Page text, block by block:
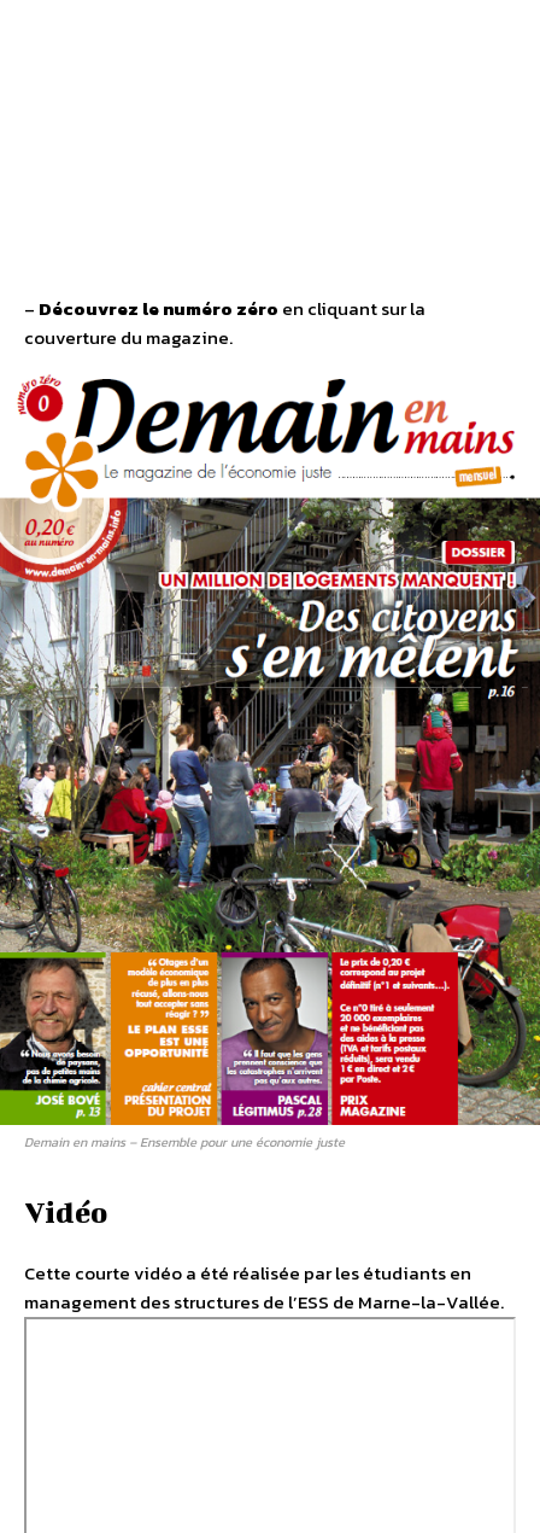
– Découvrez le numéro zéro en cliquant sur la
couverture du magazine.
Demain en mains – Ensemble pour une économie juste
Vidéo
Cette courte vidéo a été réalisée par les étudiants en
management des structures de l’ESS de Marne-la-Vallée.